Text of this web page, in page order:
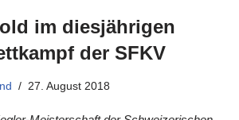
im diesjährigen
der SFKV
27. August 2018